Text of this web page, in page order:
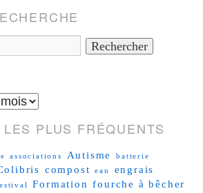
PLUS FRÉQUENTS
associations Autisme batterie
compost eau engrais
Formation fourche à bêcher